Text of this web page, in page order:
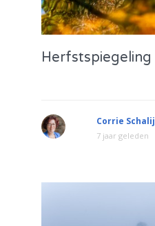
Herfstspiegeling
Corrie Schalij
7 jaar geleden